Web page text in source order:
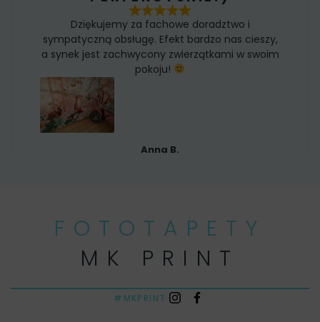
Dziękujemy za fachowe doradztwo i
sympatyczną obsługę. Efekt bardzo nas cieszy,
a synek jest zachwycony zwierzątkami w swoim
pokoju!
Anna B.
FOTOTAPETY
MK PRINT
#MKPRINT